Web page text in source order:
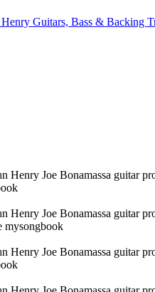
Guitars, Bass & Backing